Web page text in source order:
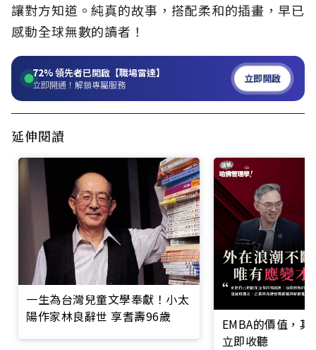
讓對方知道。純真的故事，搭配柔和的插畫，早已
感動全球無數的讀者！
72%領先者已開啟【職場雷達】
立即開通！解鎖專屬服務 立即開啟
延伸閱讀
一生為台灣兒童文學奉獻！小太
陽作家林良辭世 享耆壽96歲
EMBA的價值，
立即收聽